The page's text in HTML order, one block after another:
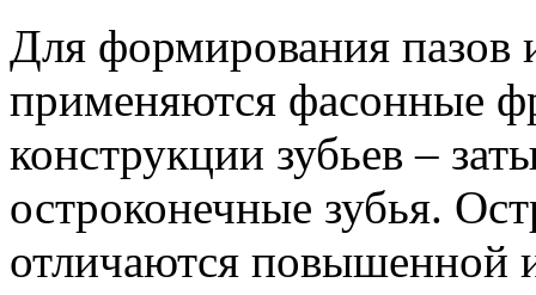
Для формирования
применяются фасонные
конструкции зубьев –
остроконечные зубья.
отличаются повышенной